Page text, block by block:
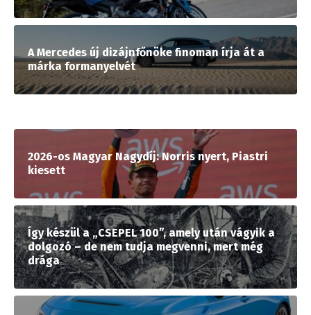
A Mercedes új dizájnfőnöke finoman írja át a
márka formanyelvét
2026-os Magyar Nagydíj: Norris nyert, Piastri
kiesett
Így készül a „CSEPEL 100”, amely után vágyik a
dolgozó – de nem tudja megvenni, mert még
drága